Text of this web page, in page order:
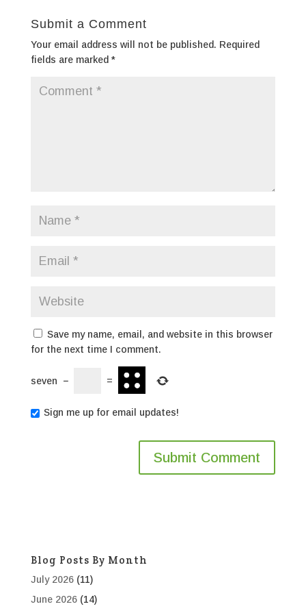
Submit a Comment
Your email address will not be published. Required
fields are marked *
Save my name, email, and website in this browser
for the next time I comment.
seven − =
Sign me up for email updates!
Blog Posts By Month
July 2026(11)
June 2026(14)